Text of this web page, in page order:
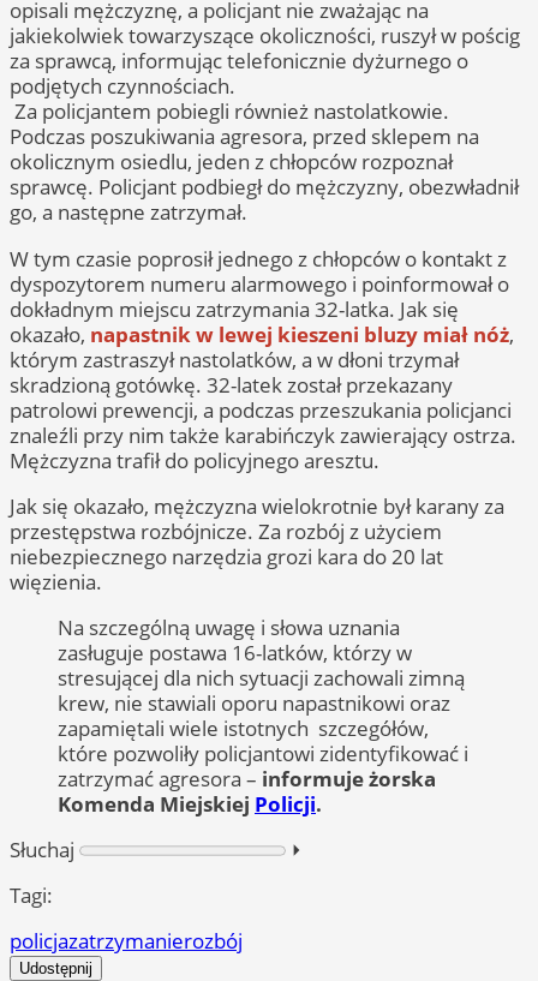
opisali mężczyznę, a policjant nie zważając na
jakiekolwiek towarzyszące okoliczności, ruszył w pościg
za sprawcą, informując telefonicznie dyżurnego o
podjętych czynnościach.
Za policjantem pobiegli również nastolatkowie.
Podczas poszukiwania agresora, przed sklepem na
okolicznym osiedlu, jeden z chłopców rozpoznał
sprawcę. Policjant podbiegł do mężczyzny, obezwładnił
go, a następne zatrzymał.
W tym czasie poprosił jednego z chłopców o kontakt z
dyspozytorem numeru alarmowego i poinformował o
dokładnym miejscu zatrzymania 32-latka. Jak się
okazało, napastnik w lewej kieszeni bluzy miał nóż,
którym zastraszył nastolatków, a w dłoni trzymał
skradzioną gotówkę. 32-latek został przekazany
patrolowi prewencji, a podczas przeszukania policjanci
znaleźli przy nim także karabińczyk zawierający ostrza.
Mężczyzna trafił do policyjnego aresztu.
Jak się okazało, mężczyzna wielokrotnie był karany za
przestępstwa rozbójnicze. Za rozbój z użyciem
niebezpiecznego narzędzia grozi kara do 20 lat
więzienia.
Na szczególną uwagę i słowa uznania
zasługuje postawa 16-latków, którzy w
stresującej dla nich sytuacji zachowali zimną
krew, nie stawiali oporu napastnikowi oraz
zapamiętali wiele istotnych szczegółów,
które pozwoliły policjantowi zidentyfikować i
zatrzymać agresora – informuje żorska
Komenda Miejskiej Policji.
Słuchaj
⏵︎
Tagi:
policjazatrzymanierozbój
Udostępnij